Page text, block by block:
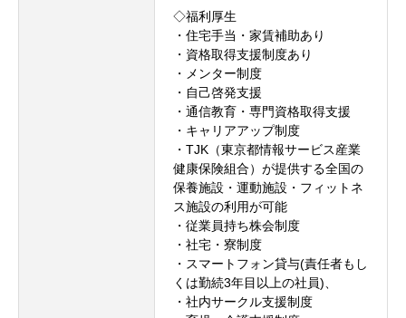
◇福利厚生
・住宅手当・家賃補助あり
・資格取得支援制度あり
・メンター制度
・自己啓発支援
・通信教育・専門資格取得支援
・キャリアアップ制度
・TJK（東京都情報サービス産業
健康保険組合）が提供する全国の
保養施設・運動施設・フィットネ
ス施設の利用が可能
・従業員持ち株会制度
・社宅・寮制度
・スマートフォン貸与(責任者もし
くは勤続3年目以上の社員)、
・社内サークル支援制度